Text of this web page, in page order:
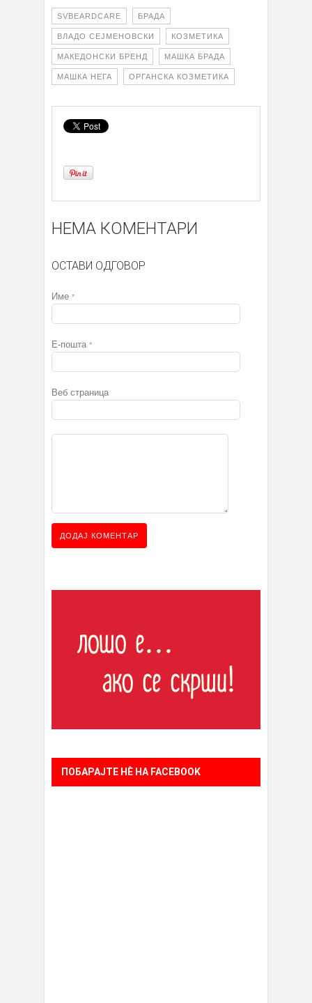
SVBEARDCARE БРАДА
ВЛАДО СЕЈМЕНОВСКИ КОЗМЕТИКА
МАКЕДОНСКИ БРЕНД МАШКА БРАДА
МАШКА НЕГА ОРГАНСКА КОЗМЕТИКА
НЕМА КОМЕНТАРИ
ОСТАВИ ОДГОВОР
Име *
Е-пошта *
Веб страница
ПОБАРАЈТЕ НÈ НА FACEBOOK